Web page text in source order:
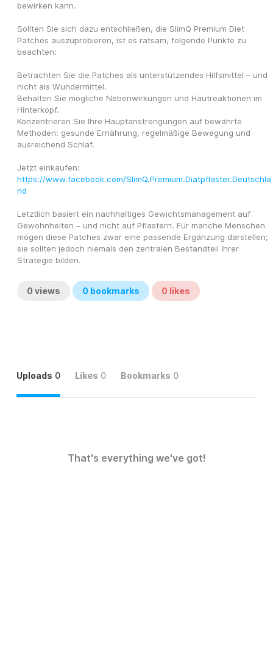
bewirken kann.
Sollten Sie sich dazu entschließen, die SlimQ Premium Diet
Patches auszuprobieren, ist es ratsam, folgende Punkte zu
beachten:
Betrachten Sie die Patches als unterstützendes Hilfsmittel – und
nicht als Wundermittel.
Behalten Sie mögliche Nebenwirkungen und Hautreaktionen im
Hinterkopf.
Konzentrieren Sie Ihre Hauptanstrengungen auf bewährte
Methoden: gesunde Ernährung, regelmäßige Bewegung und
ausreichend Schlaf.
https://www.facebook.com/SlimQ.Premium.Diatpflaster.Deutschla
nd
Letztlich basiert ein nachhaltiges Gewichtsmanagement auf
Gewohnheiten – und nicht auf Pflastern. Für manche Menschen
mögen diese Patches zwar eine passende Ergänzung darstellen;
sie sollten jedoch niemals den zentralen Bestandteil Ihrer
Strategie bilden.
0 views 0 bookmarks 0 likes
Uploads 0 Likes 0 Bookmarks 0
That's everything we've got!